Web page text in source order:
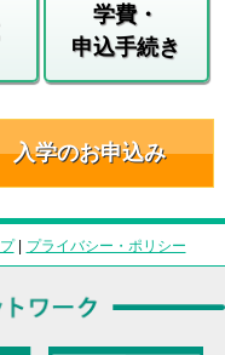
学費・
申込手続き
入学のお申込み
| プライバシー・ポリシー